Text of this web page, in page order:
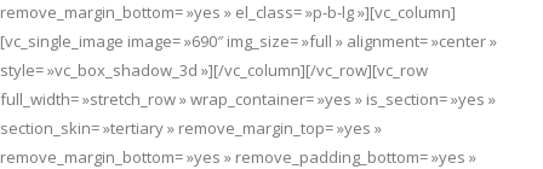
remove_margin_bottom= »yes » el_class= »p-b-lg »][vc_column]
[vc_single_image image= »690″ img_size= »full » alignment= »center »
style= »vc_box_shadow_3d »][/vc_column][/vc_row][vc_row
full_width= »stretch_row » wrap_container= »yes » is_section= »yes »
section_skin= »tertiary » remove_margin_top= »yes »
remove_margin_bottom= »yes » remove_padding_bottom= »yes »